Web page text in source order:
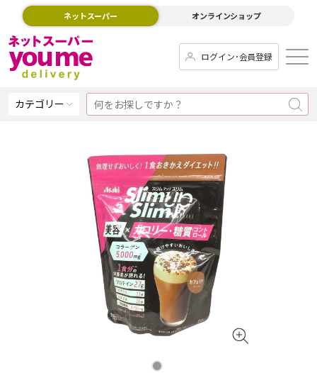
ネットスーパー オンラインショップ
ログイン･会員登録
カテゴリー